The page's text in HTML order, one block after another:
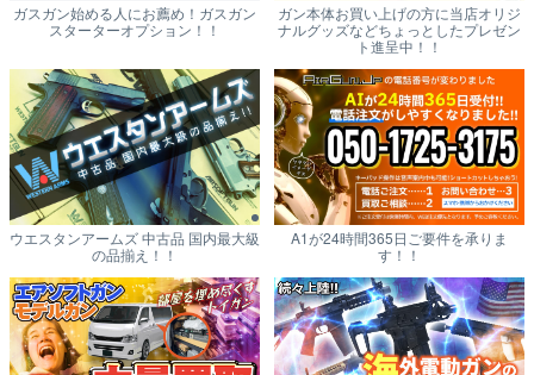
ガスガン始める人にお薦め！ガスガン
スターターオプション！！
ガン本体お買い上げの方に当店オリジ
ナルグッズなどちょっとしたプレゼン
ト進呈中！！
ウエスタンアームズ 中古品 国内最大級
の品揃え！！
A1が24時間365日ご要件を承りま
す！！